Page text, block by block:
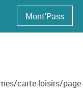
Mont'Pass
carte-loisirs/page-